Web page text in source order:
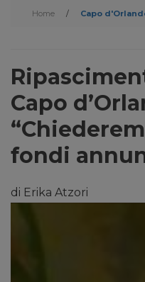
Home / Capo
Capo
fondi
di Erika Atzori